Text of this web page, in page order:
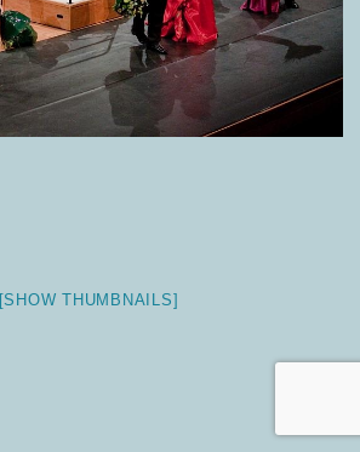
[SHOW THUMBNAILS]